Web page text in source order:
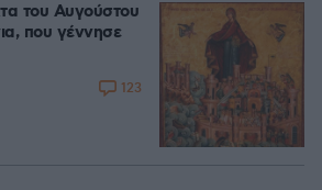
του Αυγούστου
που γέννησε
123